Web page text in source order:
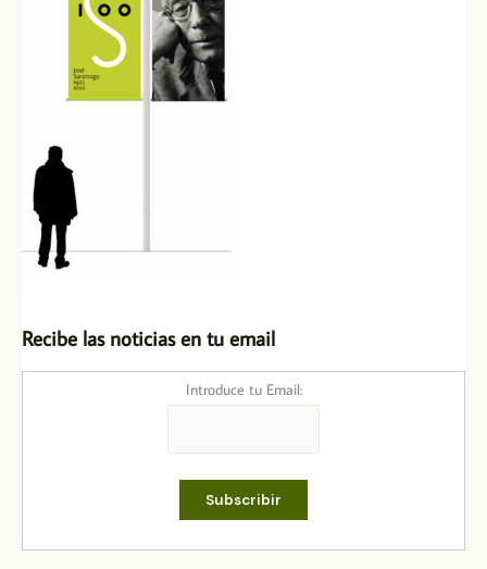
Recibe las noticias en tu email
Introduce tu Email: